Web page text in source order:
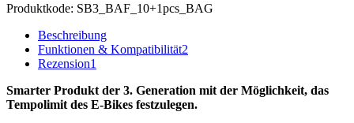
Produktkode: SB3_BAF_10+1pcs_BAG
Beschreibung
Funktionen & Kompatibilität2
Rezension1
Smarter Produkt der 3. Generation mit der Möglichkeit, das
Tempolimit des E-Bikes festzulegen.